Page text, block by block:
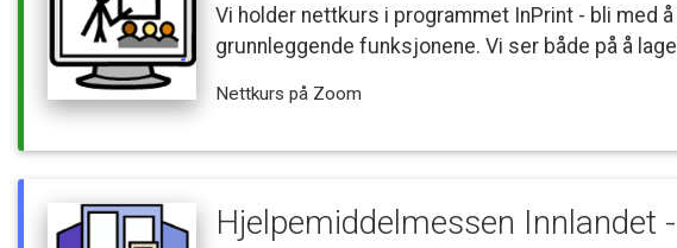
Vi holder nettkurs i programmet InPrint - bli med å
grunnleggende funksjonene. Vi ser både på å lage
Nettkurs på Zoom
Hjelpemiddelmessen Innlandet -